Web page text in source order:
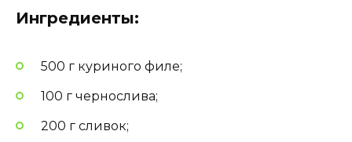
Ингредиенты:
500 г куриного филе;
100 г чернослива;
200 г сливок;